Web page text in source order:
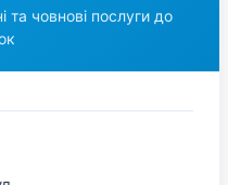
та човнові послуги до